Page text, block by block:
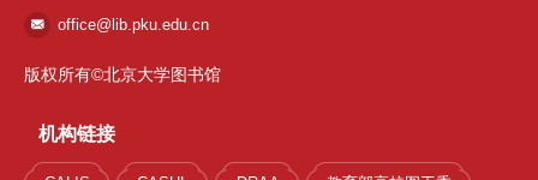
office@lib.pku.edu.cn
版权所有©北京大学图书馆
机构链接